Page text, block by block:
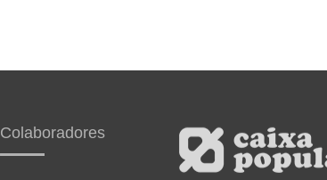
Colaboradores